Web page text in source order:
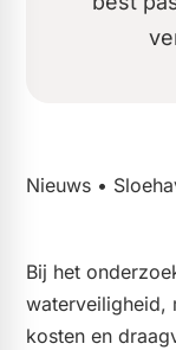
Nieuws •
Bij het
waterveiligheid,
kosten en